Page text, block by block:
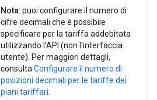
Nota: puoi configurare il numero di
cifre decimali che è possibile
specificare per la tariffa addebitata
utilizzando l'API (non l'interfaccia
utente). Per maggiori dettagli,
consulta Configurare il numero di
posizioni decimali per le tariffe dei
piani tariffari